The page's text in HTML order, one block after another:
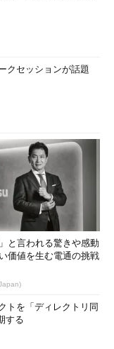
クセッションが話題
と言われる驚きや感動
価値を生む電通の挑戦
トを「ディレクトリ同
する